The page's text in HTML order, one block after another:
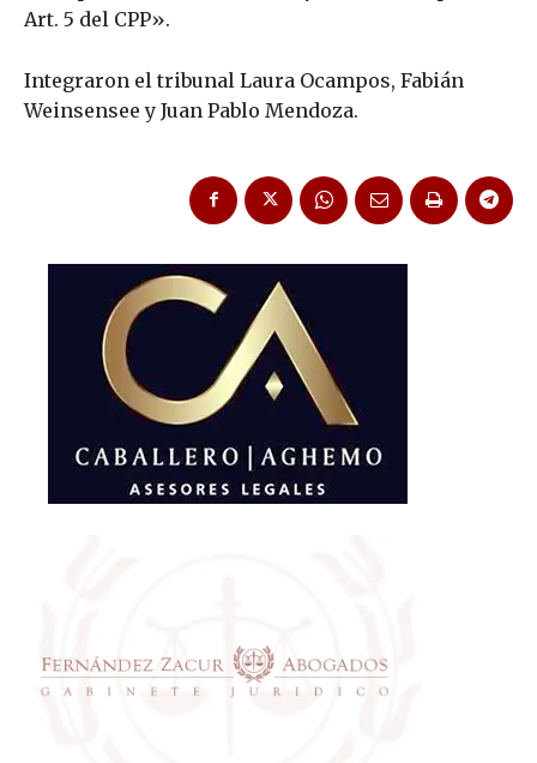
Art. 5 del CPP».
Integraron el tribunal Laura Ocampos, Fabián
Weinsensee y Juan Pablo Mendoza.